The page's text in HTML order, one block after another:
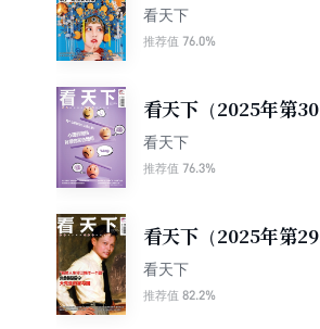
期）
看天下
推荐值 76.0%
看天下（2025年第30
期）
看天下
推荐值 76.3%
看天下（2025年第29
期）
看天下
推荐值 82.2%